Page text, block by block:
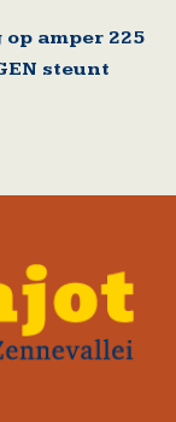
amper 225
steunt